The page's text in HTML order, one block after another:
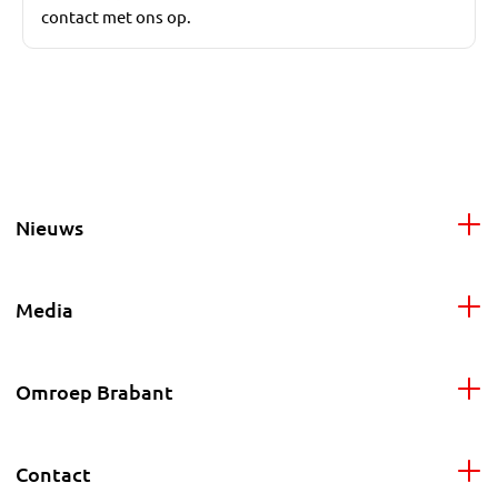
contact met ons op.
Nieuws
Media
Omroep Brabant
Contact